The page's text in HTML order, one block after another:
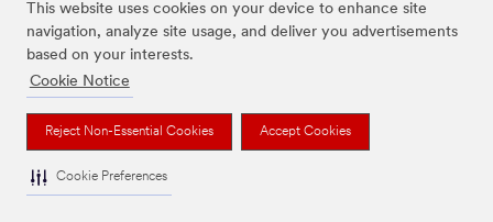
This website uses cookies on your device to enhance site
navigation, analyze site usage, and deliver you advertisements
based on your interests.
Cookie Notice
Reject Non-Essential Cookies Accept Cookies
Cookie Preferences